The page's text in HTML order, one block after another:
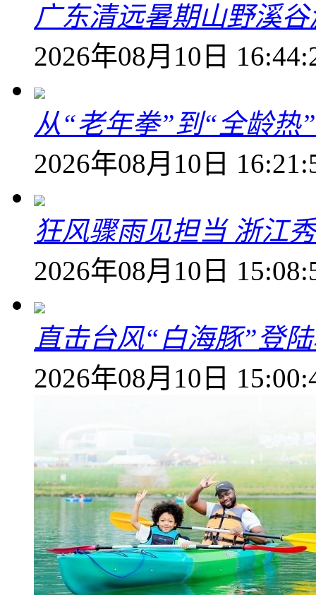
广东清远暑期山野溪
2026年08月10日
从“老年拳”到“全龄热
2026年08月10日
狂风骤雨见担当 浙江
2026年08月10日
直击台风“白海豚”登
2026年08月10日